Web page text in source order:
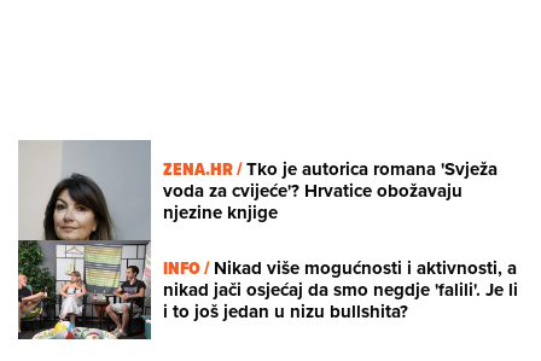
ZENA.HR /Tko je autorica romana 'Svježa
voda za cvijeće'? Hrvatice obožavaju
njezine knjige
INFO /Nikad više mogućnosti i aktivnosti, a
nikad jači osjećaj da smo negdje 'falili'. Je li
i to još jedan u nizu bullshita?